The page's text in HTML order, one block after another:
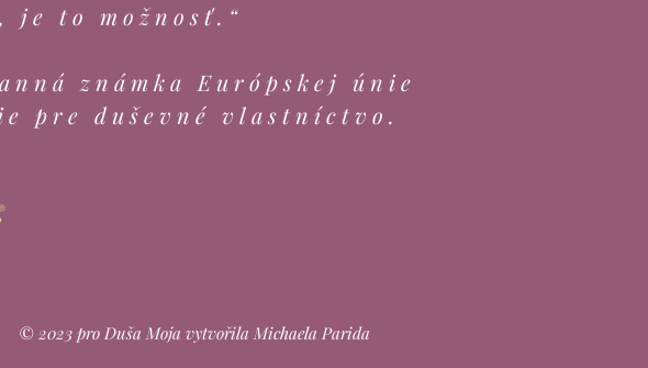
je to možnosť.“
známka Európskej únie
pre duševné vlastníctvo.
© 2023 pro Duša Moja vytvořila Michaela Parida